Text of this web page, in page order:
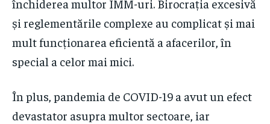
închiderea multor IMM-uri. Birocrația excesivă
și reglementările complexe au complicat și mai
mult funcționarea eficientă a afacerilor, în
special a celor mai mici.
În plus, pandemia de COVID-19 a avut un efect
devastator asupra multor sectoare, iar